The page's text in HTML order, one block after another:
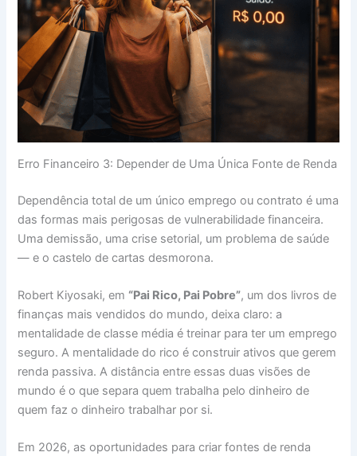
Erro Financeiro 3: Depender de Uma Única Fonte de Renda
Dependência total de um único emprego ou contrato é uma
das formas mais perigosas de vulnerabilidade financeira.
Uma demissão, uma crise setorial, um problema de saúde
— e o castelo de cartas desmorona.
Robert Kiyosaki, em “Pai Rico, Pai Pobre”, um dos livros de
finanças mais vendidos do mundo, deixa claro: a
mentalidade de classe média é treinar para ter um emprego
seguro. A mentalidade do rico é construir ativos que gerem
renda passiva. A distância entre essas duas visões de
mundo é o que separa quem trabalha pelo dinheiro de
quem faz o dinheiro trabalhar por si.
Em 2026, as oportunidades para criar fontes de renda